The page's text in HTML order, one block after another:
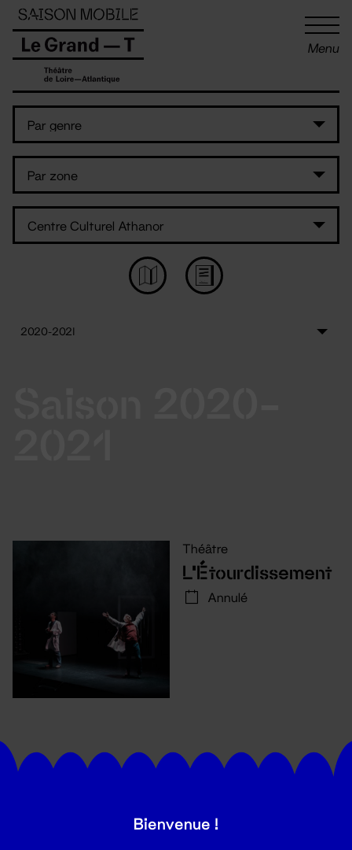
Menu
Théâtre
L’Étourdissement
Annulé
Panneau de gestion des cookies
Bienvenue !